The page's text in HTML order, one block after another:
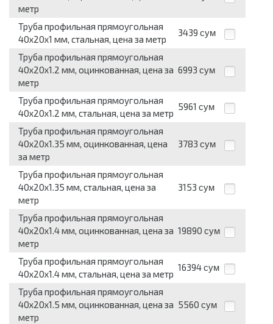
метр
Труба профильная прямоугольная
40x20x1 мм, стальная, цена за метр
3439 сум
Труба профильная прямоугольная
40x20x1.2 мм, оцинкованная, цена за
метр
6993 сум
Труба профильная прямоугольная
40x20x1.2 мм, стальная, цена за метр
5961 сум
Труба профильная прямоугольная
40x20x1.35 мм, оцинкованная, цена
за метр
3783 сум
Труба профильная прямоугольная
40x20x1.35 мм, стальная, цена за
метр
3153 сум
Труба профильная прямоугольная
40x20x1.4 мм, оцинкованная, цена за
метр
19890 сум
Труба профильная прямоугольная
40x20x1.4 мм, стальная, цена за метр
16394 сум
Труба профильная прямоугольная
40x20x1.5 мм, оцинкованная, цена за
метр
5560 сум